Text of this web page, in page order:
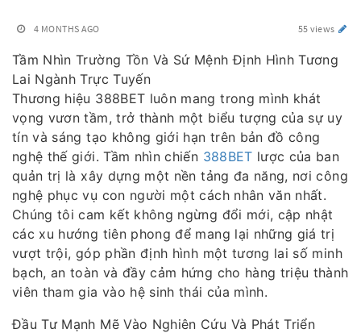
4 MONTHS AGO 55 views
Tầm Nhìn Trường Tồn Và Sứ Mệnh Định Hình Tương
Lai Ngành Trực Tuyến
Thương hiệu 388BET luôn mang trong mình khát
vọng vươn tầm, trở thành một biểu tượng của sự uy
tín và sáng tạo không giới hạn trên bản đồ công
nghệ thế giới. Tầm nhìn chiến 388BET lược của ban
quản trị là xây dựng một nền tảng đa năng, nơi công
nghệ phục vụ con người một cách nhân văn nhất.
Chúng tôi cam kết không ngừng đổi mới, cập nhật
các xu hướng tiên phong để mang lại những giá trị
vượt trội, góp phần định hình một tương lai số minh
bạch, an toàn và đầy cảm hứng cho hàng triệu thành
viên tham gia vào hệ sinh thái của mình.
Đầu Tư Mạnh Mẽ Vào Nghiên Cứu Và Phát Triển